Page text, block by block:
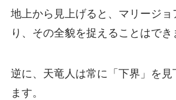
地上から見上げると、マリージョ
り、その全貌を捉えることはでき
逆に、天竜人は常に「下界」を見
ます。